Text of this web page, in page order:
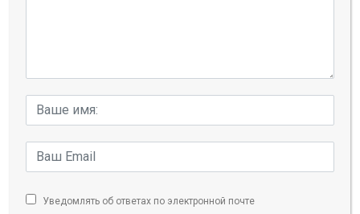
Уведомлять об ответах по электронной почте